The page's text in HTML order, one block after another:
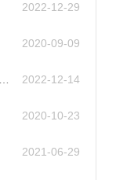
2022-12-29
2020-09-09
2022-12-14
2020-10-23
2021-06-29